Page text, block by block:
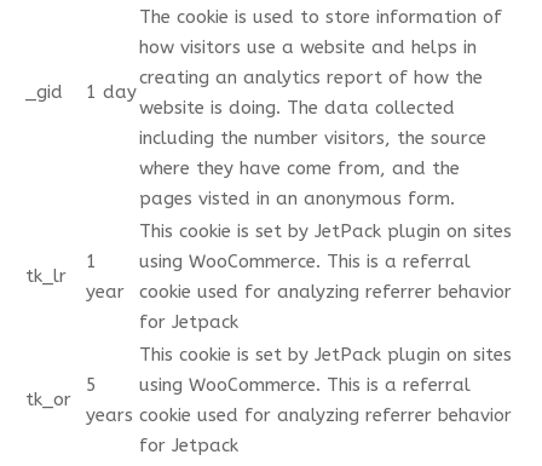
_gid 1 day
The cookie is used to store information of
how visitors use a website and helps in
creating an analytics report of how the
website is doing. The data collected
including the number visitors, the source
where they have come from, and the
pages visted in an anonymous form.
tk_lr
1
year
This cookie is set by JetPack plugin on sites
using WooCommerce. This is a referral
cookie used for analyzing referrer behavior
for Jetpack
tk_or
5
years
This cookie is set by JetPack plugin on sites
using WooCommerce. This is a referral
cookie used for analyzing referrer behavior
for Jetpack